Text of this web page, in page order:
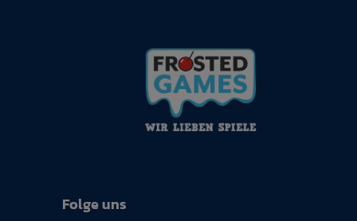
Folge uns